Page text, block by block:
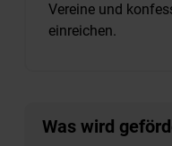
Vereine und
einreichen.
Was wird